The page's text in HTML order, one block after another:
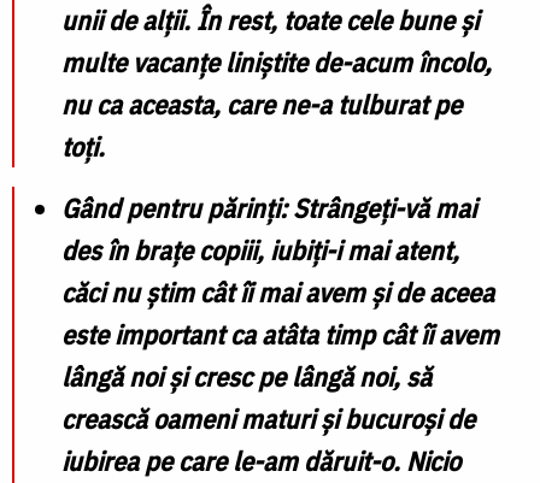
unii de alții. În rest, toate cele bune și
multe vacanțe liniștitede-acum încolo,
nu ca aceasta, care ne-a tulburat pe
toți.
Gând pentru părinți: Strângeți-vă mai
des în brațe copiii, iubiți-i mai atent,
căci nu știm cât îi mai avem și de aceea
este important ca atâta timp cât îi avem
lângă noi și cresc pe lângă noi, să
crească oameni maturi și bucuroși de
iubirea pe care le-am dăruit-o. Nicio